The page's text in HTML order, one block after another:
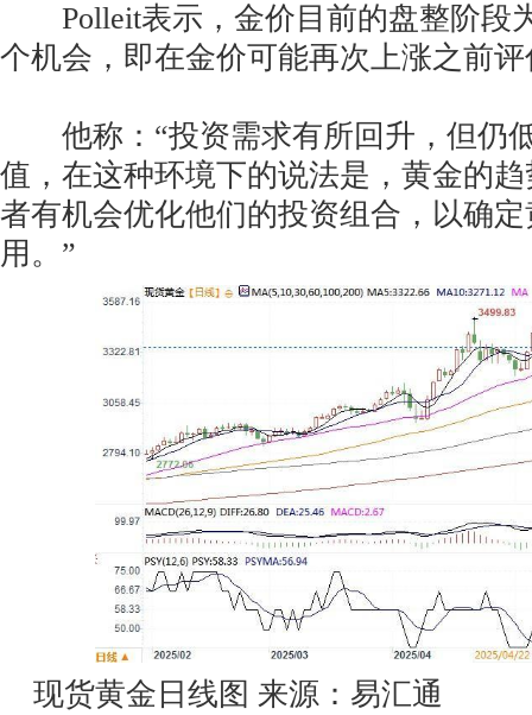
Polleit表示，金价目前的盘整阶段
个机会，即在金价可能再次上涨之前
他称：“投资需求有所回升，但仍
值，在这种环境下的说法是，黄金的
者有机会优化他们的投资组合，以确
用。”
现货黄金日线图 来源：易汇通